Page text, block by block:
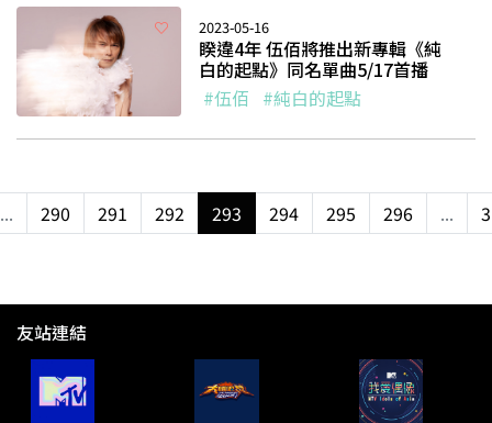
2023-05-16
睽違4年 伍佰將推出新專輯《純
白的起點》同名單曲5/17首播
#伍佰 #純白的起點
... 290 291 292 293 294 295 296 ...
友站連結